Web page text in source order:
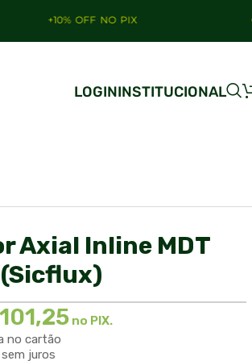
OFF NO PIX GARANTIA
LOGININSTITUCIONAL
Axial Inline MDT
101,25 no PIX.
no cartão
sem juros